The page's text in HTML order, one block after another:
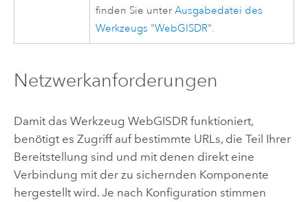
finden Sie unterAusgabedatei des
Werkzeugs "WebGISDR".
Netzwerkanforderungen
Damit das Werkzeug WebGISDR funktioniert,
benötigt es Zugriff auf bestimmte URLs, die Teil Ihrer
Bereitstellung sind und mit denen direkt eine
Verbindung mit der zu sichernden Komponente
hergestellt wird. Je nach Konfiguration stimmen